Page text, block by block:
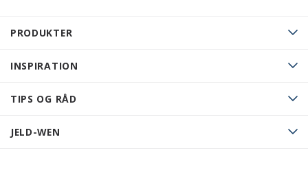
PRODUKTER
INSPIRATION
TIPS OG RÅD
JELD-WEN